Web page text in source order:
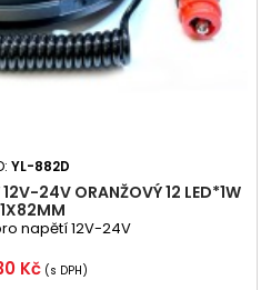
YL-882D
24V ORANŽOVÝ 12 LED*1W
napětí 12V-24V
Kč (s DPH)